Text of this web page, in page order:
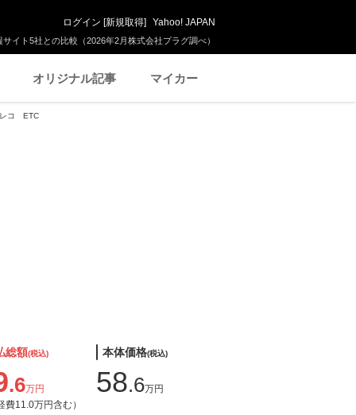
イト5社との比較（2026年2月株式会社プラグ調べ）
ログイン [新規取得] Yahoo! JAPAN
オリジナル記事 マイカー
コ ETC
総額(税込)
.6万円
費11.0万円含む）
本体価格(税込)
58.6万円